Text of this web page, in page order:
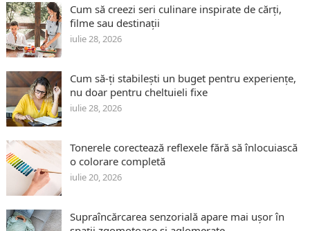
Cum să creezi seri culinare inspirate de cărți,
filme sau destinații
iulie 28, 2026
Cum să-ți stabilești un buget pentru experiențe,
nu doar pentru cheltuieli fixe
iulie 28, 2026
Tonerele corectează reflexele fără să înlocuiască
o colorare completă
iulie 20, 2026
Supraîncărcarea senzorială apare mai ușor în